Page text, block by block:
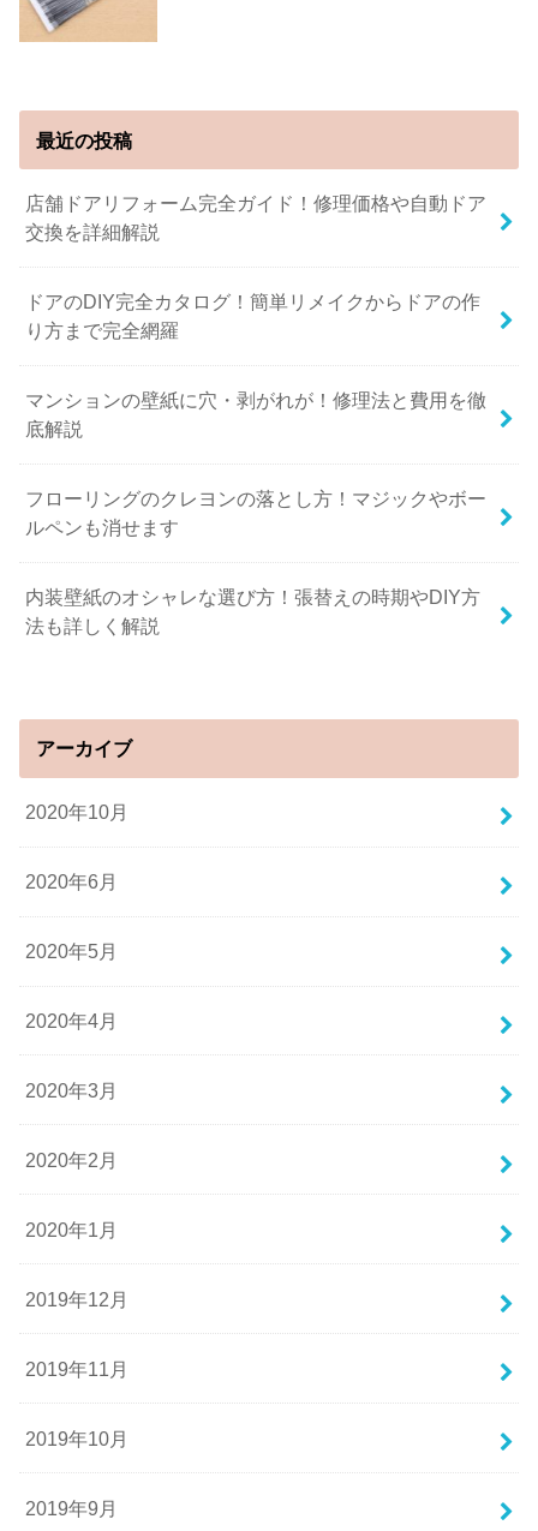
最近の投稿
店舗ドアリフォーム完全ガイド！修理価格や自動ドア
交換を詳細解説
ドアのDIY完全カタログ！簡単リメイクからドアの作
り方まで完全網羅
マンションの壁紙に穴・剥がれが！修理法と費用を徹
底解説
フローリングのクレヨンの落とし方！マジックやボー
ルペンも消せます
内装壁紙のオシャレな選び方！張替えの時期やDIY方
法も詳しく解説
アーカイブ
2020年10月
2020年6月
2020年5月
2020年4月
2020年3月
2020年2月
2020年1月
2019年12月
2019年11月
2019年10月
2019年9月